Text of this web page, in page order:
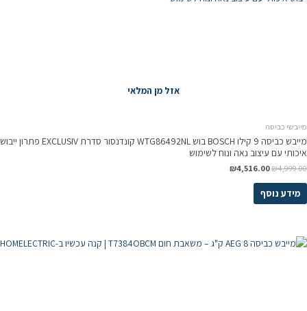
אזל מן המלאי
מייבשי כביסה
מייבש כביסה 9 קילו BOSCH בוש WTG86492NL קונדנסור סדרת EXCLUSIV פתרון ייבוש
איכותי עם עיצוב נאה ונוח לשימוש
₪4,999.00
₪4,516.00
מידע נוסף